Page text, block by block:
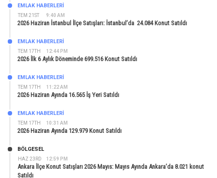
TEM 21ST 9:40 AM
EMLAK HABERLERI
2026 Haziran İstanbul İlçe Satışları: İstanbul’da 24.084 Konut Satıldı
TEM 17TH 12:44 PM
EMLAK HABERLERI
2026 İlk 6 Aylık Döneminde 699.516 Konut Satıldı
TEM 17TH 11:22 AM
EMLAK HABERLERI
2026 Haziran Ayında 16.565 İş Yeri Satıldı
TEM 17TH 10:31 AM
EMLAK HABERLERI
2026 Haziran Ayında 129.979 Konut Satıldı
HAZ 23RD 12:59 PM
BÖLGESEL
Ankara İlçe Konut Satışları 2026 Mayıs: Mayıs Ayında Ankara’da 8.021 konut
Satıldı